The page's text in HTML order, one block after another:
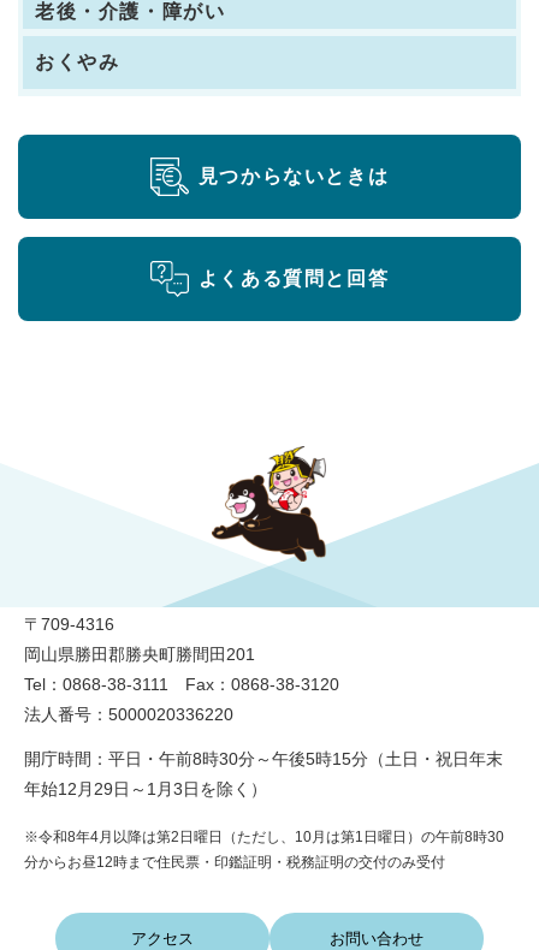
老後・介護・障がい
おくやみ
見つからないときは
よくある質問と回答
〒709-4316
岡山県勝田郡勝央町勝間田201
Tel：0868-38-3111 Fax：0868-38-3120
法人番号：5000020336220
開庁時間：平日・午前8時30分～午後5時15分（土日・祝日年末
年始12月29日～1月3日を除く）
※令和8年4月以降は第2日曜日（ただし、10月は第1日曜日）の午前8時30
分からお昼12時まで住民票・印鑑証明・税務証明の交付のみ受付
アクセス お問い合わせ